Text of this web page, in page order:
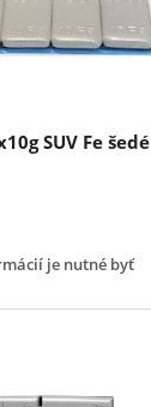
SUV Fe šedé
je nutné byť